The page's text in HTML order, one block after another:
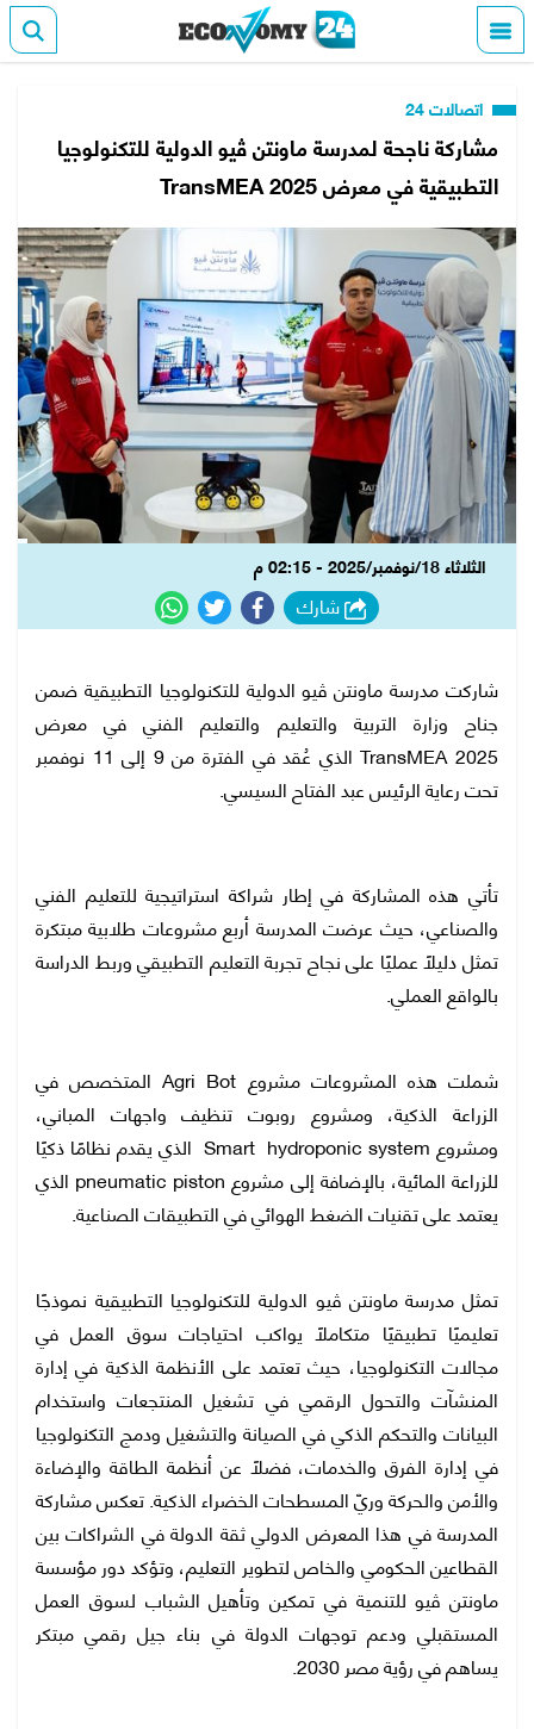
اتصالات 24
مشاركة ناجحة لمدرسة ماونتن ڤيو الدولية للتكنولوجيا
التطبيقية في معرض TransMEA 2025
الثلاثاء 18/نوفمبر/2025 - 02:15 م
شارك
شاركت مدرسة ماونتن ڤيو الدولية للتكنولوجيا التطبيقية ضمن
جناح وزارة التربية والتعليم والتعليم الفني في معرض
TransMEA 2025 الذي عُقد في الفترة من 9 إلى 11 نوفمبر
تحت رعاية الرئيس عبد الفتاح السيسي.
تأتي هذه المشاركة في إطار شراكة استراتيجية للتعليم الفني
والصناعي، حيث عرضت المدرسة أربع مشروعات طلابية مبتكرة
تمثل دليلًا عمليًا على نجاح تجربة التعليم التطبيقي وربط الدراسة
بالواقع العملي.
شملت هذه المشروعات مشروع Agri Bot المتخصص في
الزراعة الذكية، ومشروع روبوت تنظيف واجهات المباني،
ومشروع Smart hydroponic system الذي يقدم نظامًا ذكيًا
للزراعة المائية، بالإضافة إلى مشروع pneumatic piston الذي
يعتمد على تقنيات الضغط الهوائي في التطبيقات الصناعية.
تمثل مدرسة ماونتن ڤيو الدولية للتكنولوجيا التطبيقية نموذجًا
تعليميًا تطبيقيًا متكاملًا يواكب احتياجات سوق العمل في
مجالات التكنولوجيا، حيث تعتمد على الأنظمة الذكية في إدارة
المنشآت والتحول الرقمي في تشغيل المنتجعات واستخدام
البيانات والتحكم الذكي في الصيانة والتشغيل ودمج التكنولوجيا
في إدارة الفرق والخدمات، فضلًا عن أنظمة الطاقة والإضاءة
والأمن والحركة وريّ المسطحات الخضراء الذكية. تعكس مشاركة
المدرسة في هذا المعرض الدولي ثقة الدولة في الشراكات بين
القطاعين الحكومي والخاص لتطوير التعليم، وتؤكد دور مؤسسة
ماونتن ڤيو للتنمية في تمكين وتأهيل الشباب لسوق العمل
المستقبلي ودعم توجهات الدولة في بناء جيل رقمي مبتكر
يساهم في رؤية مصر 2030.